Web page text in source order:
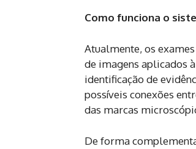
Como funciona o
Atualmente, os
de imagens aplicados
identificação de
possíveis conexões
das marcas
De forma